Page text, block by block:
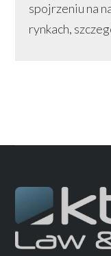
spojrzeniu na
rynkach,